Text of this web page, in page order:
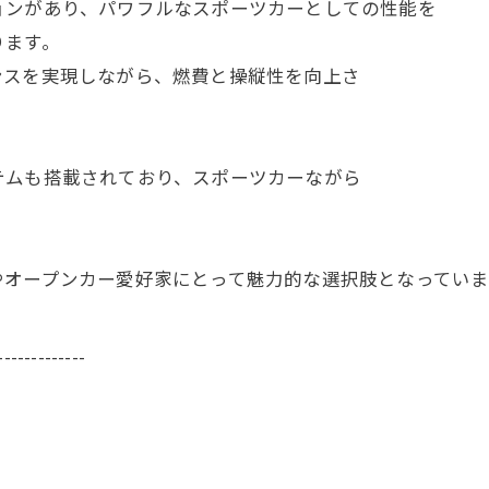
があり、パワフルなスポーツカーとしての性能を
す。
を実現しながら、燃費と操縦性を向上さ
も搭載されており、スポーツカーながら
ープンカー愛好家にとって魅力的な選択肢となってい